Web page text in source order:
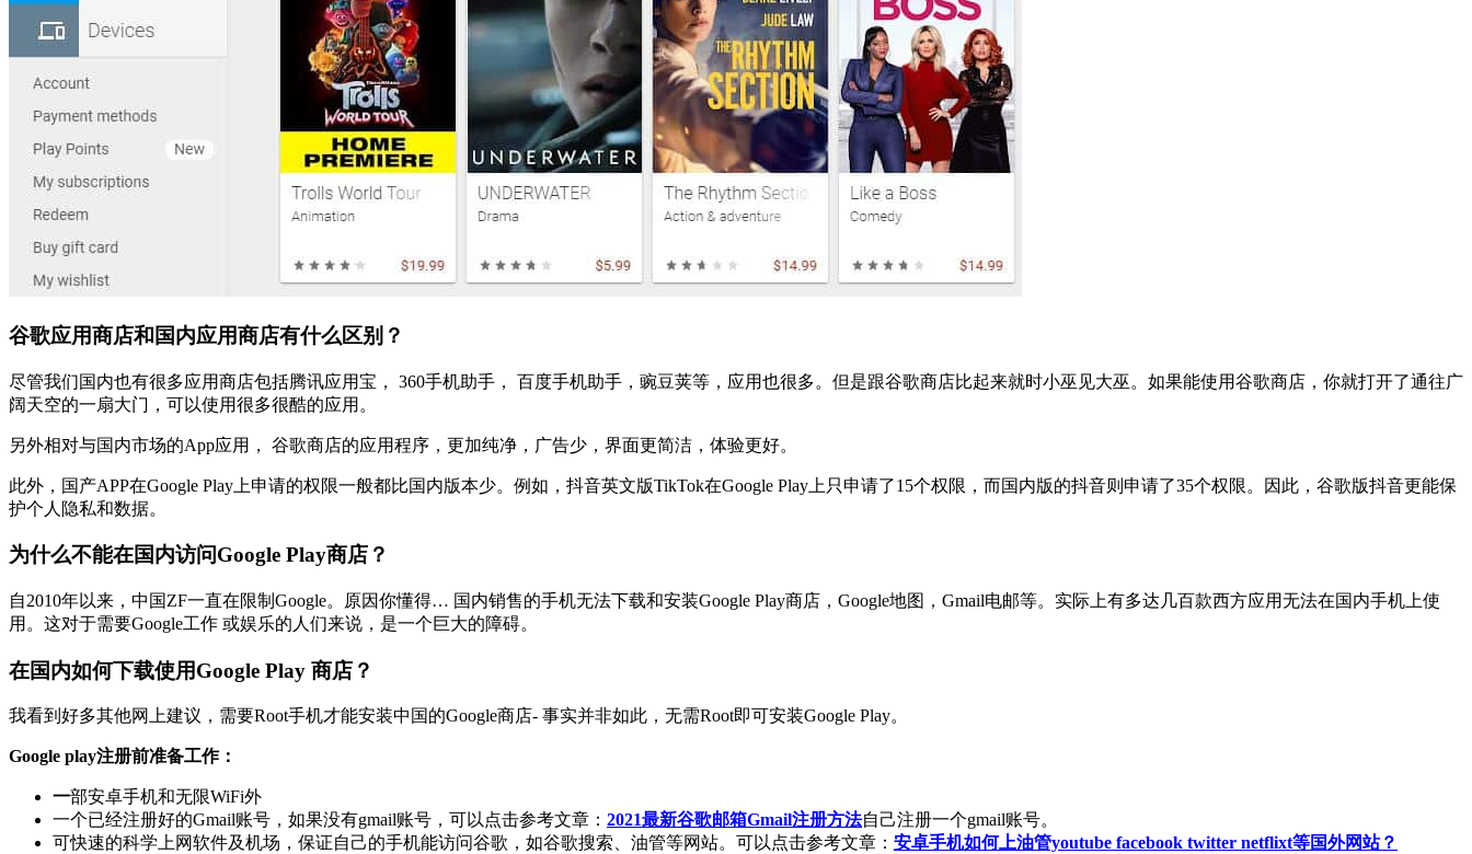
谷歌应用商店和国内应用商店有什么区别？
尽管我们国内也有很多应用商店包括腾讯应用宝， 360手机助手， 百度手机助手，豌豆荚等，应用也很多。但是跟谷歌商店比起来就时小巫见大巫。如果能使用谷歌商店，你就打开了通往广
阔天空的一扇大门，可以使用很多很酷的应用。
另外相对与国内市场的App应用， 谷歌商店的应用程序，更加纯净，广告少，界面更简洁，体验更好。
此外，国产APP在Google Play上申请的权限一般都比国内版本少。例如，抖音英文版TikTok在Google Play上只申请了15个权限，而国内版的抖音则申请了35个权限。因此，谷歌版抖音更能保
护个人隐私和数据。
为什么不能在国内访问Google Play商店？
自2010年以来，中国ZF一直在限制Google。原因你懂得… 国内销售的手机无法下载和安装Google Play商店，Google地图，Gmail电邮等。实际上有多达几百款西方应用无法在国内手机上使
用。这对于需要Google工作 或娱乐的人们来说，是一个巨大的障碍。
在国内如何下载使用Google Play 商店？
我看到好多其他网上建议，需要Root手机才能安装中国的Google商店- 事实并非如此，无需Root即可安装Google Play。
Google play注册前准备工作：
一部安卓手机和无限WiFi外
一个已经注册好的Gmail账号，如果没有gmail账号，可以点击参考文章： 2021最新谷歌邮箱Gmail注册方法自己注册一个gmail账号。
可快速的科学上网软件及机场，保证自己的手机能访问谷歌，如谷歌搜索、油管等网站。可以点击参考文章： 安卓手机如何上油管youtube facebook twitter netflixt等国外网站？